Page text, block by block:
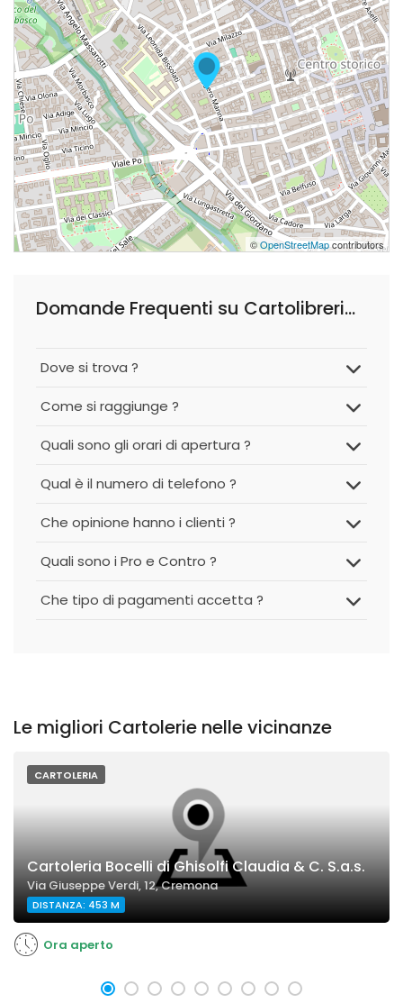
©OpenStreetMapcontributors
Domande Frequenti su Cartolibreria • Il Punto •
Dove si trova ?
Come si raggiunge ?
Quali sono gli orari di apertura ?
Qual è il numero di telefono ?
Che opinione hanno i clienti ?
Quali sono i Pro e Contro ?
Che tipo di pagamenti accetta ?
Le migliori Cartolerie nelle vicinanze
CARTOLERIA
Cartoleria Bocelli di Ghisolfi Claudia & C. S.a.s.
Via Giuseppe Verdi, 12, Cremona
DISTANZA: 453 M
Ora aperto